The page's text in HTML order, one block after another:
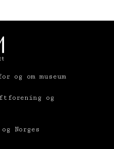
og om museum
og
Norges